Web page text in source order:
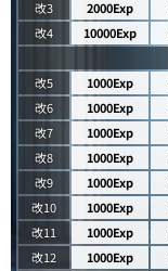
改3 2000Exp
改4
10000Exp
改5
1000Exp
改6
1000Exp
改7
1000Exp
改8
1000Exp
改9
1000Exp
改10
1000Exp
改11
1000Exp
改12
1000Exp